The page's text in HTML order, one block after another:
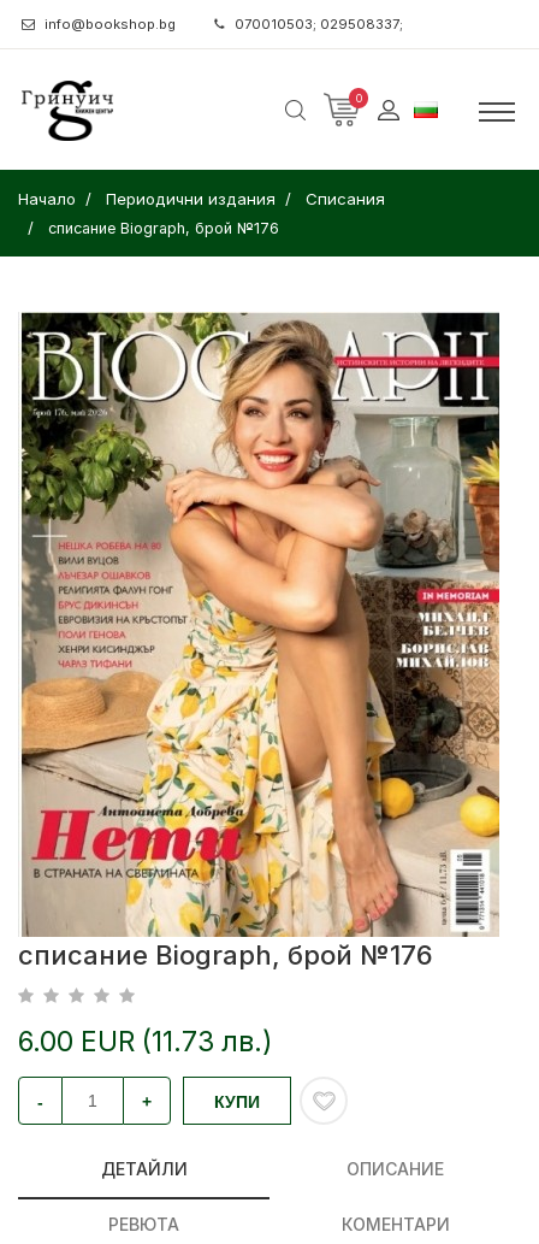
info@bookshop.bg 070010503; 029508337;
0
Начало Периодични издания Списания
списание Biograph, брой №176
списание Biograph, брой №176
6.00 EUR (11.73 лв.)
- + КУПИ
ДЕТАЙЛИ ОПИСАНИЕ
РЕВЮТА КОМЕНТАРИ